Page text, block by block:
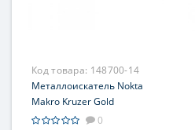
Код товара: 148700-14
Металлоискатель Nokta
Makro Kruzer Gold
0